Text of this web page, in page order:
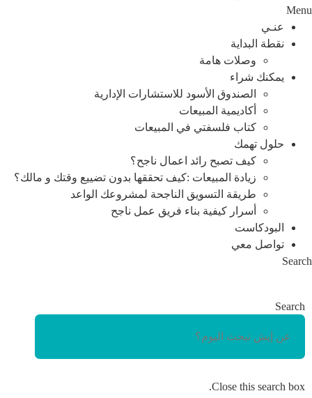
Menu
عنـي
نقطة البداية
وصلات هامة
يمكنك شراء
الصندوق الأسود للاستشارات الإدارية
أكاديمية المبيعات
كتاب فلسفتي في المبيعات
حلول تهمك
كيف تصبح رائد اعمال ناجح؟
زيادة المبيعات :كيف تحققها بدون تضييع وقتك و مالك؟
طريقة التسويق الناجحة لمشروعك الواعد
أسرار كيفية بناء فريق عمل ناجح
البودكاست
تواصل معي
Search
Search
Close this search box.